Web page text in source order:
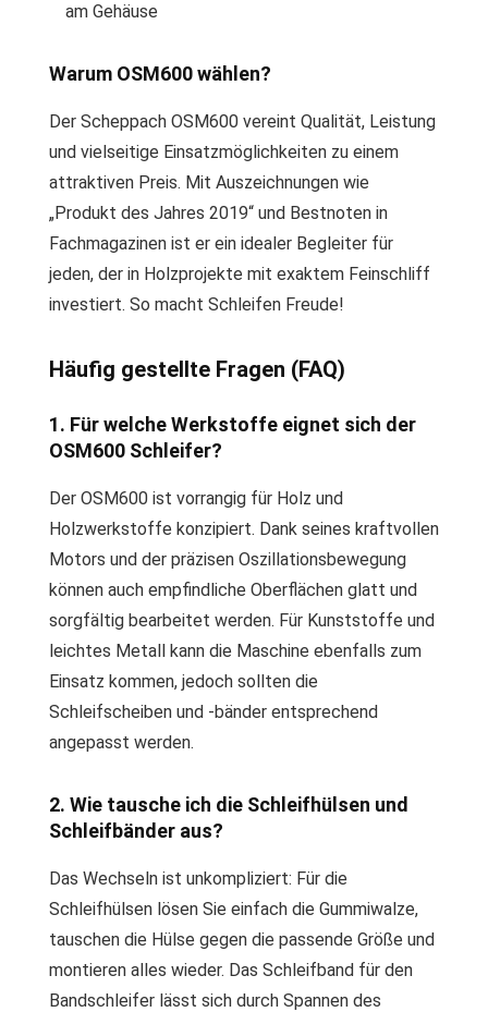
am Gehäuse
Warum OSM600 wählen?
Der Scheppach OSM600 vereint Qualität, Leistung
und vielseitige Einsatzmöglichkeiten zu einem
attraktiven Preis. Mit Auszeichnungen wie
„Produkt des Jahres 2019“ und Bestnoten in
Fachmagazinen ist er ein idealer Begleiter für
jeden, der in Holzprojekte mit exaktem Feinschliff
investiert. So macht Schleifen Freude!
Häufig gestellte Fragen (FAQ)
1. Für welche Werkstoffe eignet sich der
OSM600 Schleifer?
Der OSM600 ist vorrangig für Holz und
Holzwerkstoffe konzipiert. Dank seines kraftvollen
Motors und der präzisen Oszillationsbewegung
können auch empfindliche Oberflächen glatt und
sorgfältig bearbeitet werden. Für Kunststoffe und
leichtes Metall kann die Maschine ebenfalls zum
Einsatz kommen, jedoch sollten die
Schleifscheiben und -bänder entsprechend
angepasst werden.
2. Wie tausche ich die Schleifhülsen und
Schleifbänder aus?
Das Wechseln ist unkompliziert: Für die
Schleifhülsen lösen Sie einfach die Gummiwalze,
tauschen die Hülse gegen die passende Größe und
montieren alles wieder. Das Schleifband für den
Bandschleifer lässt sich durch Spannen des